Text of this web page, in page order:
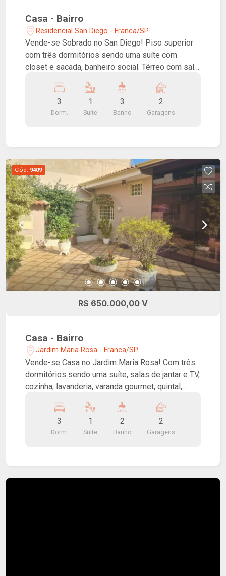
Casa - Bairro
Residencial San Diego - Franca/SP
Vende-se Sobrado no San Diego! Piso superior
com três dormitórios sendo uma suíte com
closet e sacada, banheiro social. Térreo com sala,
planejados, lavabo e varanda gourmet. Garagem
coberta para dois carros.
3
Dorm.
1
Suite
3
Banho
2
Garagens
Cód. 9409
R$ 650.000,00 V
Casa - Bairro
Jardim Maria Rosa - Franca/SP
Vende-se Casa no Jardim Maria Rosa! Com três
dormitórios sendo uma suíte, salas de jantar e TV,
cozinha, lavanderia, varanda gourmet, quintal,
3
Dorm.
1
Suite
2
Banho
2
Garagens